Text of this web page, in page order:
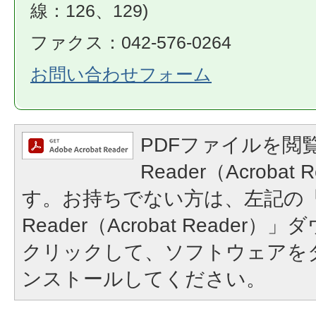
線：126、129)
ファクス：042-576-0264
お問い合わせフォーム
PDFファイルを閲
Reader（Acrobat
す。お持ちでない方は、左記の
Reader（Acrobat Reader）」
クリックして、ソフトウェア
ンストールしてください。